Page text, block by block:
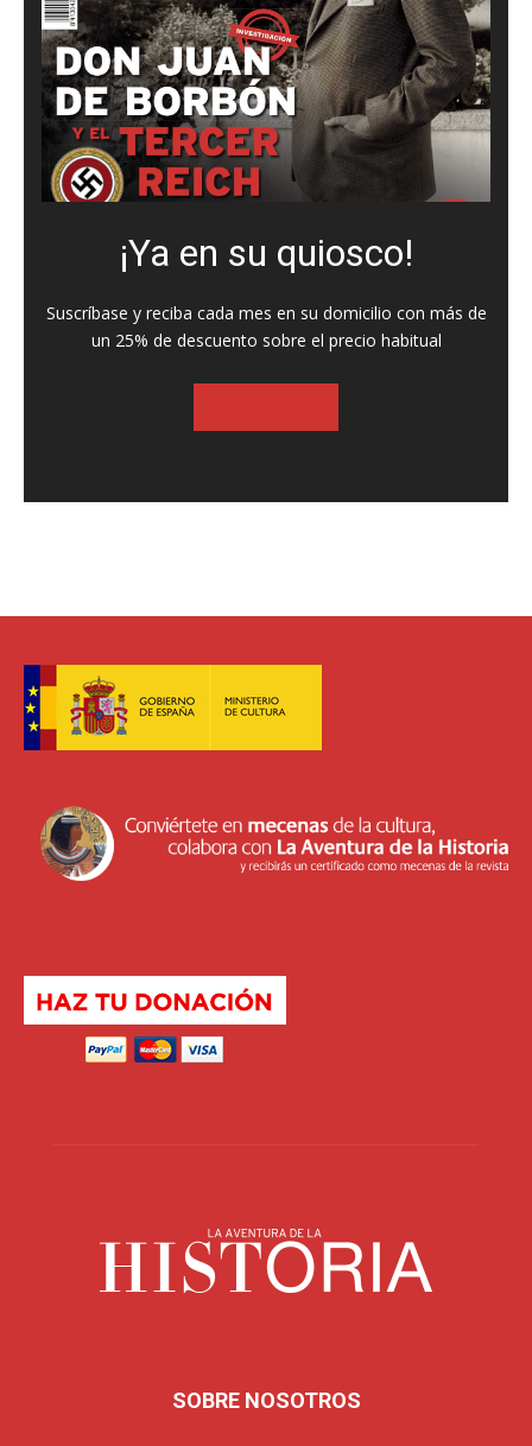
¡Ya en su quiosco!
Suscríbase y reciba cada mes en su domicilio con más de
un 25% de descuento sobre el precio habitual
SOBRE NOSOTROS